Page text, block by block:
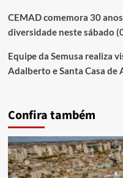
CEMAD comemora 30
diversidade neste sábado
Equipe da Semusa realiza
Adalberto e Santa Casa de
Confira também